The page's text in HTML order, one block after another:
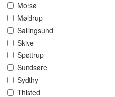
Morsø
Møldrup
Sallingsund
Skive
Spøttrup
Sundsøre
Sydthy
Thisted